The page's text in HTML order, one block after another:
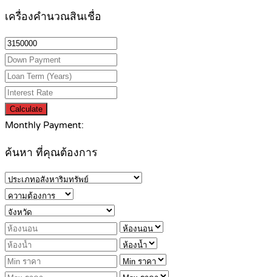
เครื่องคำนวณสินเชื่อ
Calculate
Monthly Payment:
ค้นหา ที่คุณต้องการ